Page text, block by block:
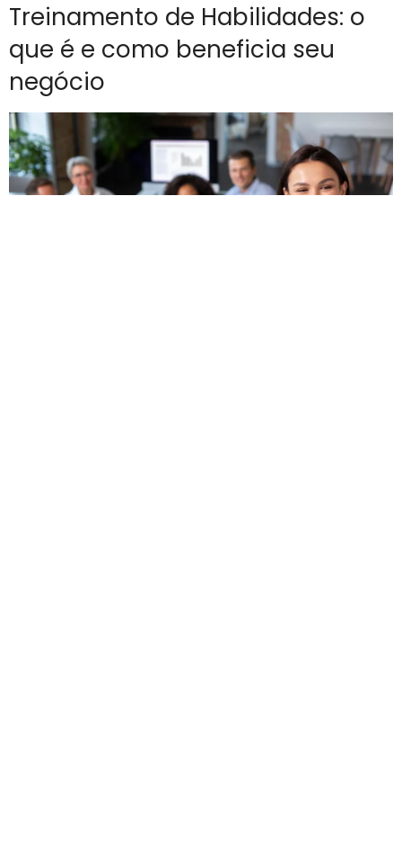
Treinamento de Habilidades: o
que é e como beneficia seu
negócio